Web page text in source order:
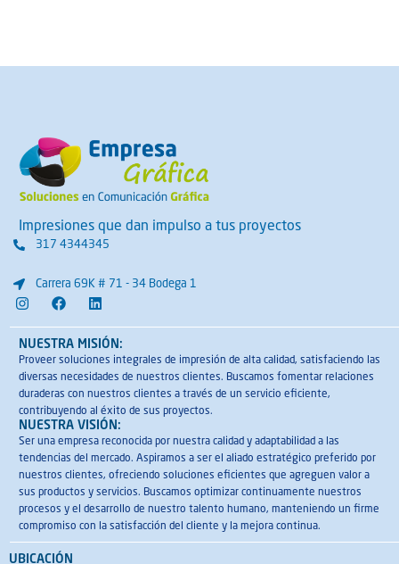
Impresiones que dan impulso a tus proyectos
317 4344345
Carrera 69K # 71 - 34 Bodega 1
I
n
s
t
a
g
r
a
m
F
a
c
e
b
o
o
k
L
i
n
k
e
d
i
n
NUESTRA MISIÓN:
Proveer soluciones integrales de impresión de alta calidad, satisfaciendo las
diversas necesidades de nuestros clientes. Buscamos fomentar relaciones
duraderas con nuestros clientes a través de un servicio eficiente,
contribuyendo al éxito de sus proyectos.
NUESTRA VISIÓN:
Ser una empresa reconocida por nuestra calidad y adaptabilidad a las
tendencias del mercado. Aspiramos a ser el aliado estratégico preferido por
nuestros clientes, ofreciendo soluciones eficientes que agreguen valor a
sus productos y servicios. Buscamos optimizar continuamente nuestros
procesos y el desarrollo de nuestro talento humano, manteniendo un firme
compromiso con la satisfacción del cliente y la mejora continua.
UBICACIÓN